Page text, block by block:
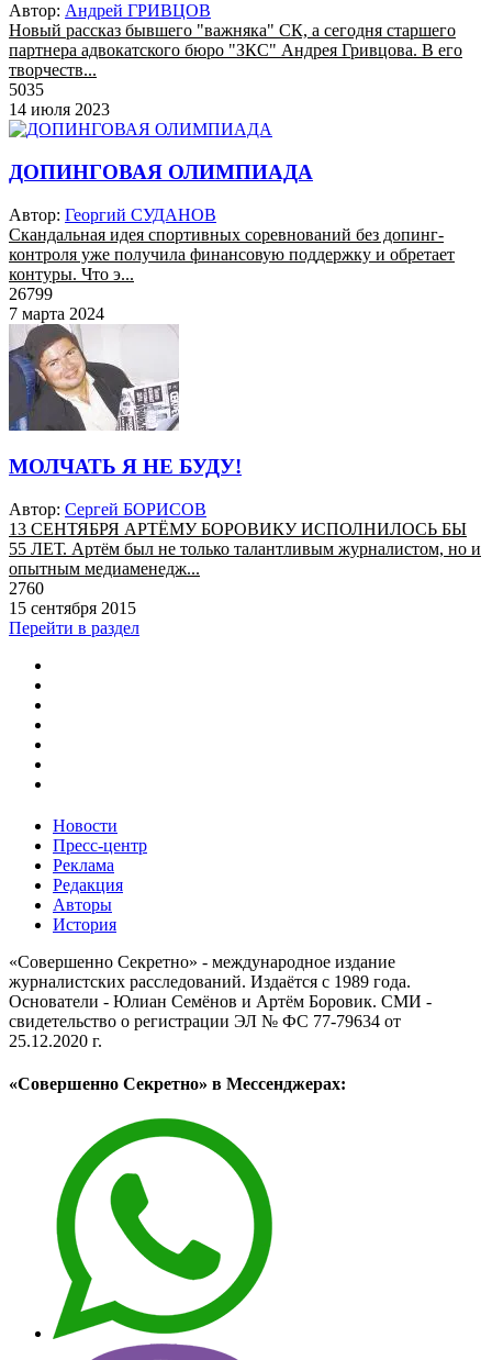
Автор: Андрей ГРИВЦОВ
Новый рассказ бывшего "важняка" СК, а сегодня старшего
партнера адвокатского бюро "ЗКС" Андрея Гривцова. В его
творчеств...
5035
14 июля 2023
ДОПИНГОВАЯ ОЛИМПИАДА
Автор: Георгий СУДАНОВ
Скандальная идея спортивных соревнований без допинг-
контроля уже получила финансовую поддержку и обретает
контуры. Что э...
26799
7 марта 2024
МОЛЧАТЬ Я НЕ БУДУ!
Автор: Сергей БОРИСОВ
13 СЕНТЯБРЯ АРТЁМУ БОРОВИКУ ИСПОЛНИЛОСЬ БЫ
55 ЛЕТ. Артём был не только талантливым журналистом, но и
опытным медиаменедж...
2760
15 сентября 2015
Перейти в раздел
Новости
Пресс-центр
Реклама
Редакция
Авторы
История
«Совершенно Секретно» - международное издание
журналистских расследований. Издаётся с 1989 года.
Основатели - Юлиан Семёнов и Артём Боровик. CМИ -
свидетельство о регистрации ЭЛ № ФС 77-79634 от
25.12.2020 г.
«Совершенно Секретно» в Мессенджерах: